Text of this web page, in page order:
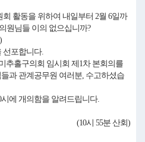
활동을 위하여 내일부터 2월 6일까
원님들 이의 없으십니까?
선포합니다.
추홀구의회 임시회 제1차 본회의를
과 관계공무원 여러분, 수고하셨습
에 개의함을 알려드립니다.
(10시 55분 산회)